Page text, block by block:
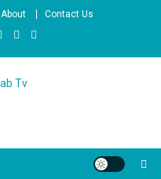
About Contact Us